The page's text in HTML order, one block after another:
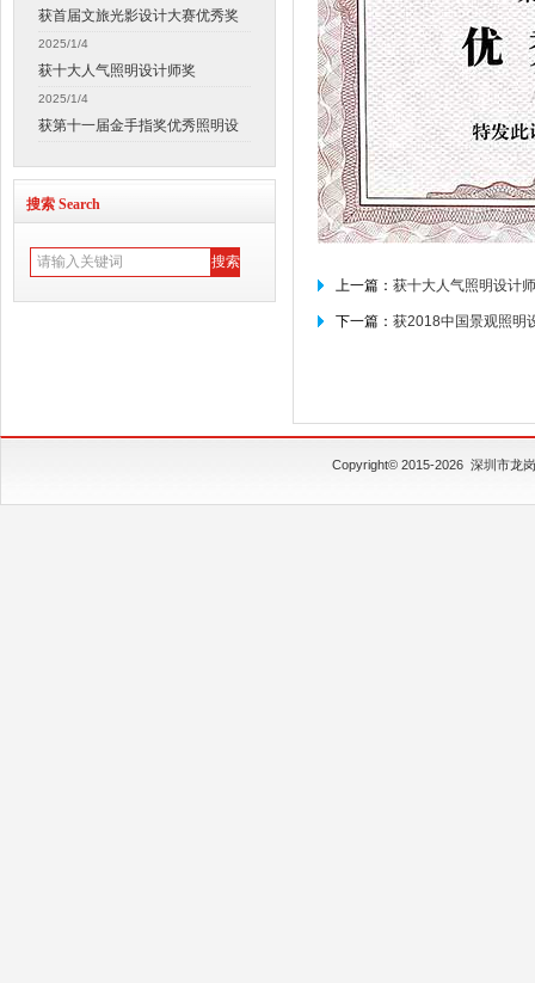
获首届文旅光影设计大赛优秀奖
2025/1/4
获十大人气照明设计师奖
2025/1/4
获第十一届金手指奖优秀照明设
搜索 Search
上一篇： 获十大人气照明设计
下一篇： 获2018中国景观照明
Copyright© 2015-2026 深圳市龙